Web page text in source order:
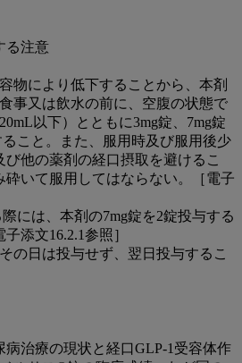
る注意
物により低下することから、本剤
事又は飲水の前に、空腹の状態で
以下）とともに3mg錠、7mg錠
ること。また、服用時及び服用後少
び他の薬剤の経口摂取を避けるこ
砕いて服用してはならない。［電子
には、本剤の7mg錠を2錠投与する
添文16.2.1参照］
の日は投与せず、翌日投与するこ